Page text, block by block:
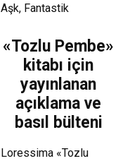
Aşk, Fantastik
«Tozlu Pembe»
kitabı için
yayınlanan
açıklama ve
basıl bülteni
Loressima «Tozlu